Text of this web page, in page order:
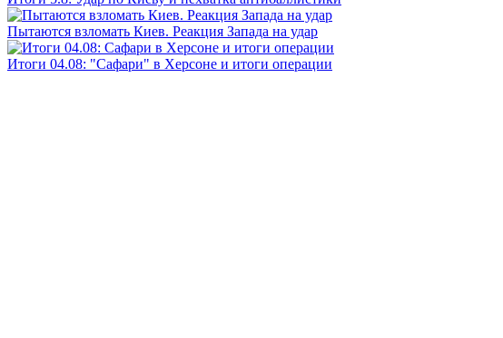
Пытаются взломать Киев. Реакция Запада на удар
Итоги 04.08: "Сафари" в Херсоне и итоги операции